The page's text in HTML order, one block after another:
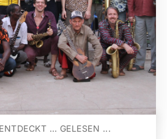
… GELESEN ...